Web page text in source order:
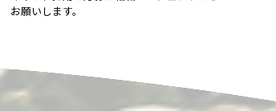
お願いします。